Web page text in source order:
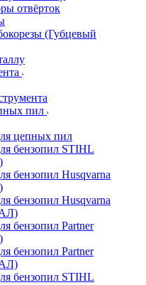
отвёрток
(Губцевый
пил
цепных пил
бензопил STIHL
бензопил Husqvarna
бензопил Husqvarna
бензопил Partner
бензопил Partner
бензопил STIHL